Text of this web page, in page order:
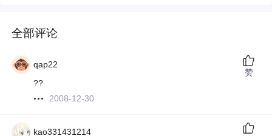
全部评论
qap22
??
2008-12-30
赞
kao331431214